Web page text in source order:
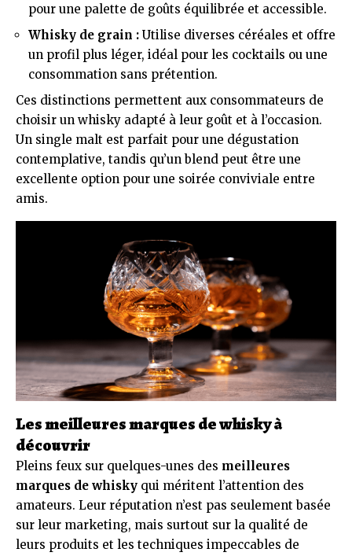
pour une palette de goûts équilibrée et accessible.
Whisky de grain : Utilise diverses céréales et offre
un profil plus léger, idéal pour les cocktails ou une
consommation sans prétention.
Ces distinctions permettent aux consommateurs de
choisir un whisky adapté à leur goût et à l’occasion.
Un single malt est parfait pour une dégustation
contemplative, tandis qu’un blend peut être une
excellente option pour une soirée conviviale entre
amis.
Les meilleures marques de whisky à
découvrir
Pleins feux sur quelques-unes des meilleures
marques de whisky qui méritent l’attention des
amateurs. Leur réputation n’est pas seulement basée
sur leur marketing, mais surtout sur la qualité de
leurs produits et les techniques impeccables de